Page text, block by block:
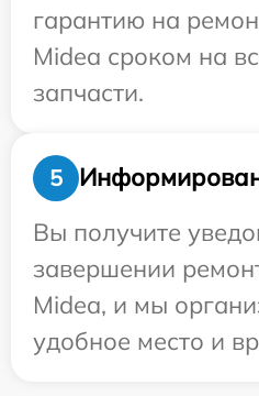
гарантию на
Midea сроком на
запчасти.
5
Вы получите
завершении
Midea, и мы
удобное место и